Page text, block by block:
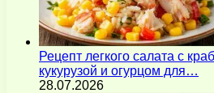
Рецепт легкого салата с
кукурузой и огурцом для…
28.07.2026